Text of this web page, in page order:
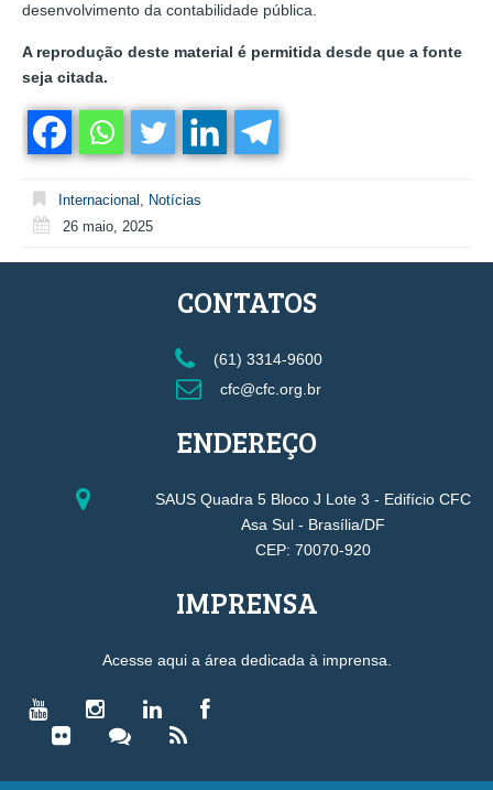
desenvolvimento da contabilidade pública.
A reprodução deste material é permitida desde que a fonte
seja citada.
Internacional , Notícias
26 maio, 2025
CONTATOS
(61) 3314-9600
cfc@cfc.org.br
ENDEREÇO
SAUS Quadra 5 Bloco J Lote 3 - Edifício CFC
Asa Sul - Brasília/DF
CEP: 70070-920
IMPRENSA
Acesse aqui a área dedicada à imprensa.